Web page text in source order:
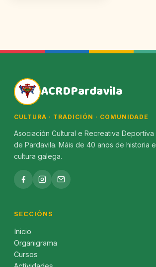
ACRDPardavila
CULTURA · TRADICIÓN · COMUNIDADE
Asociación Cultural e Recreativa Deportiva
de Pardavila. Máis de 40 anos de historia e
cultura galega.
SECCIÓNS
Inicio
Organigrama
Cursos